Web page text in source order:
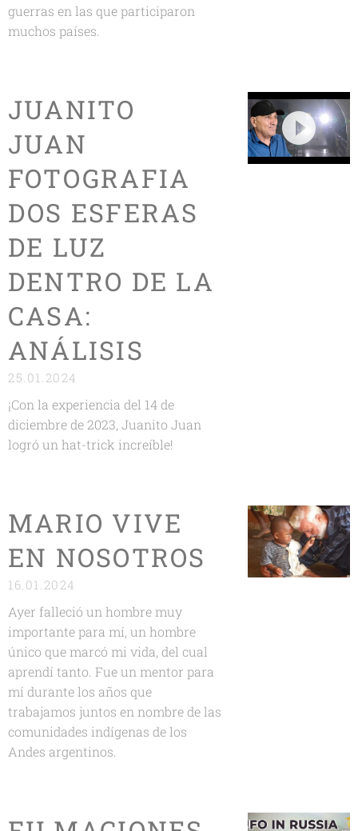
guerras en las que participaron
muchos países.
JUANITO
JUAN
FOTOGRAFIA
DOS ESFERAS
DE LUZ
DENTRO DE LA
CASA:
ANÁLISIS
25.01.2024
¡Con la experiencia del 14 de
diciembre de 2023, Juanito Juan
logró un hat-trick increíble!
MARIO VIVE
EN NOSOTROS
16.01.2024
Ayer falleció un hombre muy
importante para mí, un hombre
único que marcó mi vida, del cual
aprendí tanto. Fue un mentor para
mí durante los años que
trabajamos juntos en nombre de las
comunidades indígenas de los
Andes argentinos.